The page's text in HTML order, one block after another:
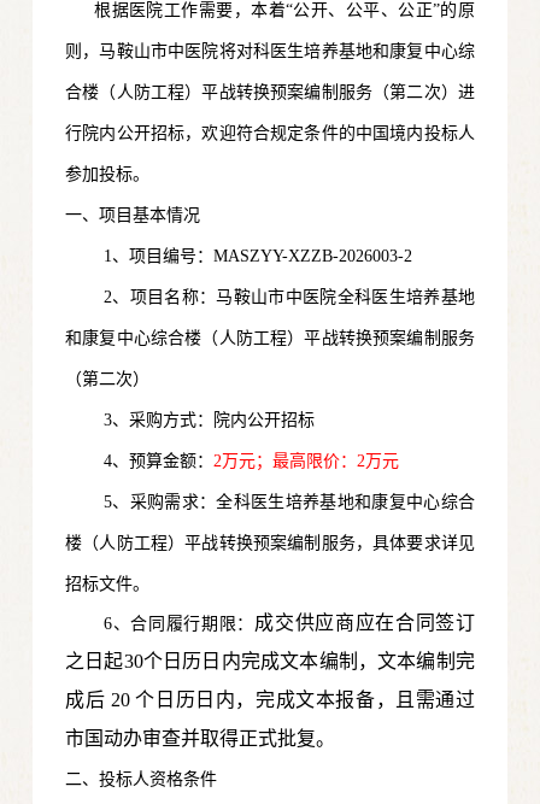
根据医院工作需要，本着“公开、公平、公正”的原
则，马鞍山市中医院将对科医生培养基地和康复中心综
合楼（人防工程）平战转换预案编制服务 （第二次） 进
行院内公开招标，欢迎符合规定条件的中国境内投标人
参加投标。
一、项目基本情况
1、项目编号：MASZYY-XZZB-2026003-2
2、项目名称：马鞍山市中医院全科医生培养基地
和康复中心综合楼（人防工程）平战转换预案编制服务
（第二次）
3、采购方式：院内公开招标
4、预算金额：2万元；最高限价：2万元
5、采购需求：全科医生培养基地和康复中心综合
楼（人防工程）平战转换预案编制服务，具体要求详见
招标文件。
6、合同履行期限： 成交供应商应在合同签订
之日起30个日历日内完成文本编制，文本编制完
成后 20 个日历日内，完成文本报备，且需通过
市国动办审查并取得正式批复。
二、投标人资格条件